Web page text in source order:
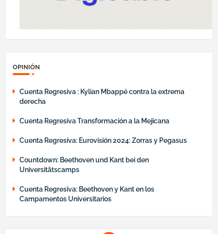
OPINIÓN
Cuenta Regresiva : Kylian Mbappé contra la extrema
derecha
Cuenta Regresiva Transformación a la Mejicana
Cuenta Regresiva: Eurovisión 2024: Zorras y Pegasus
Countdown: Beethoven und Kant bei den
Universitätscamps
Cuenta Regresiva: Beethoven y Kant en los
Campamentos Universitarios